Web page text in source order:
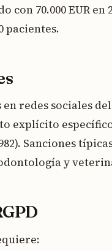
70.000 EUR en
pacientes.
redes sociales
específico
Sanciones
y